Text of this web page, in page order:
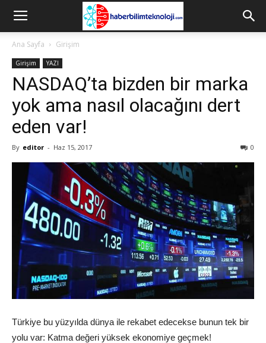
Ana Sayfa Girişim
Girişim YAZI
NASDAQ’ta bizden bir marka
yok ama nasıl olacağını dert
eden var!
By editor - Haz 15, 2017 0
Türkiye bu yüzyılda dünya ile rekabet edecekse bunun tek bir
yolu var: Katma değeri yüksek ekonomiye geçmek!